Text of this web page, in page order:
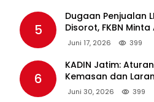
5
Dugaan Penjualan
Disorot, FKBN Minta
Pendidikan
Juni 17, 2026 399
6
KADIN Jatim:
Kemasan dan
Tambahan
Juni 30, 2026 399